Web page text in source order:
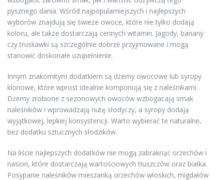
pysznego dania. Wśród najpopularniejszych i najlepszych
wyborów znajdują się świeże owoce, które nie tylko dodają
koloru, ale także dostarczają cennych witamin. Jagody, banany
czy truskawki są szczególnie dobrze przyjmowane i mogą
stanowić doskonałe uzupełnienie.
Innym znakomitym dodatkiem są dżemy owocowe lub syropy
klonowe, które wprost idealnie komponują się z naleśnikami.
Dżemy zrobione z sezonowych owoców wzbogacają smak
naleśników i wprowadzają nutę słodyczy, a syropy dodają
wyjątkowej, lepkiej konsystencji. Warto wybierać te naturalne,
bez dodatku sztucznych słodzików.
Na liście najlepszych dodatków nie mogą zabraknąć orzechów i
nasion, które dostarczają wartościowych tłuszczów oraz białka.
Posypanie naleśników mieszanką orzechów włoskich, migdałów